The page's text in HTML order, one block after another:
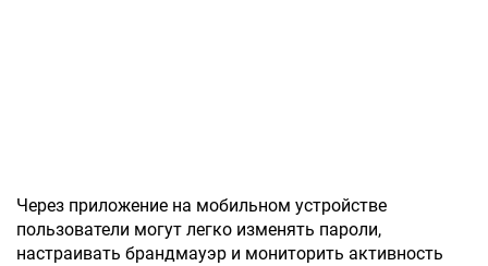
Через приложение на мобильном устройстве
пользователи могут легко изменять пароли,
настраивать брандмауэр и мониторить активность